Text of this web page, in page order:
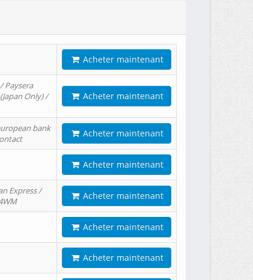
Acheter maintenant
Paysera
Only) /
Acheter maintenant
bank
Acheter maintenant
Acheter maintenant
Express /
Acheter maintenant
Acheter maintenant
Acheter maintenant